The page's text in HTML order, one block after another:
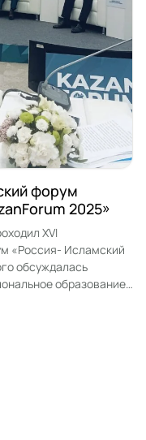
форум
2025»
XVI
«Россия- Исламский
обсуждалась
образование
российского